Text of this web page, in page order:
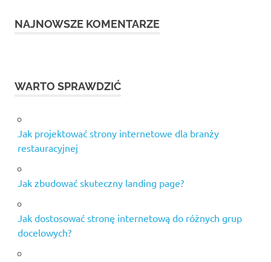
NAJNOWSZE KOMENTARZE
WARTO SPRAWDZIĆ
Jak projektować strony internetowe dla branży
restauracyjnej
Jak zbudować skuteczny landing page?
Jak dostosować stronę internetową do różnych grup
docelowych?